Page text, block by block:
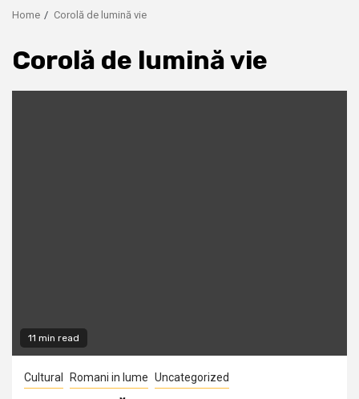
Home Corolă de lumină vie
Corolă de lumină vie
11 min read
Cultural Romani in lume Uncategorized